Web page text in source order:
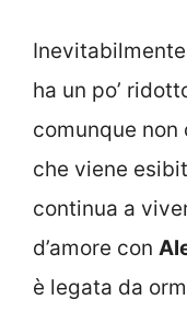
ha un po’
comunque
che viene
continua a
d’amore con
è legata da